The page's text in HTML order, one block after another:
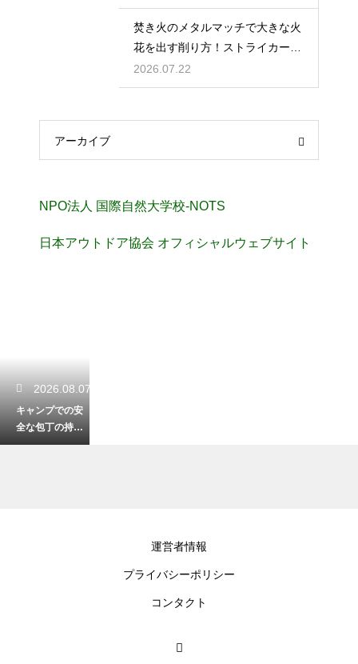
焚き火のメタルマッチで大きな火
花を出す削り方！ストライカーの
角度の秘密
2026.07.22
アーカイブ
NPO法人 国際自然大学校-NOTS
日本アウトドア協会 オフィシャルウェブサイト
2026.08.07
キャンプでの安
全な包丁の持ち
運び方！ケース
運営者情報
プライバシーポリシー
コンタクト